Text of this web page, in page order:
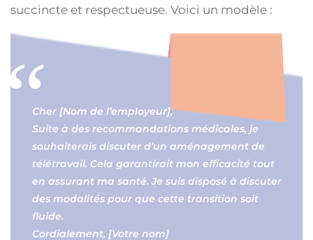
succincte et respectueuse. Voici un modèle :
Cher [Nom de l’employeur],
Suite à des recommandations médicales, je
souhaiterais discuter d’un aménagement de
télétravail. Cela garantirait mon efficacité tout
en assurant ma santé. Je suis disposé à discuter
des modalités pour que cette transition soit
fluide.
Cordialement, [Votre nom]